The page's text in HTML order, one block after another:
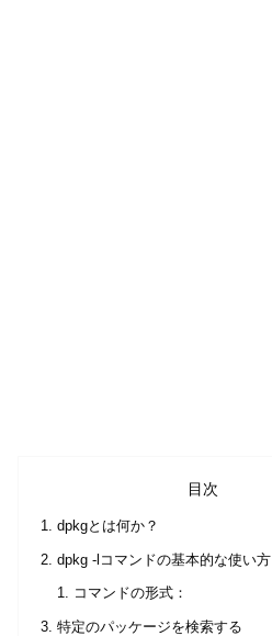
目次
dpkgとは何か？
dpkg -lコマンドの基本的な使い方
コマンドの形式：
特定のパッケージを検索する